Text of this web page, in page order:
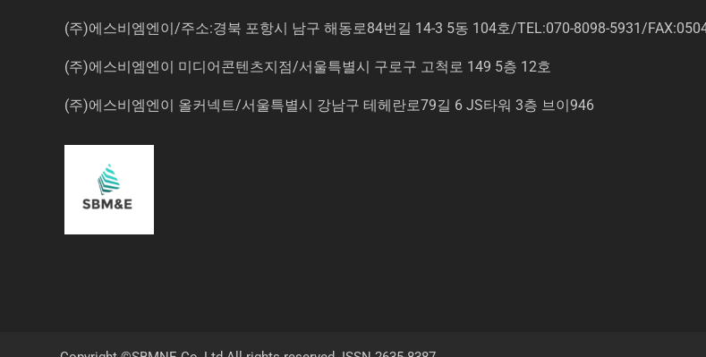
(주)에스비엠엔이/주소:경북 포항시 남구 해동로84번길 14-3 5동 104호/TEL:070-8098-5931/
(주)에스비엠엔이 미디어콘텐츠지점/서울특별시 구로구 고척로 149 5층 12호
(주)에스비엠엔이 올커넥트/서울특별시 강남구 테헤란로79길 6 JS타워 3층 브이946